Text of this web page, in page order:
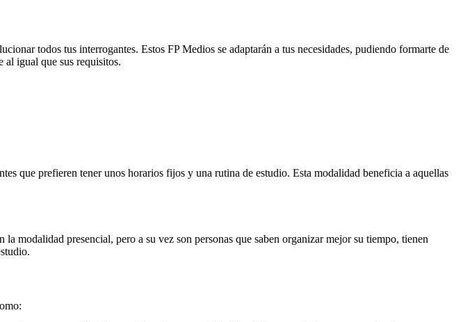
todos tus interrogantes. Estos FP Medios se adaptarán a tus necesidades, pudiendo formarte de
al igual que sus requisitos.
que prefieren tener unos horarios fijos y una rutina de estudio. Esta modalidad beneficia a aquellas
modalidad presencial, pero a su vez son personas que saben organizar mejor su tiempo, tienen